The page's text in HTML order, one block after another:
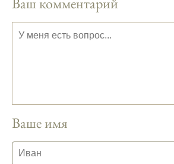
предоставляет подробные
Я регулярно проверяю
сайте и всегда знаю, когда
Ваше имя